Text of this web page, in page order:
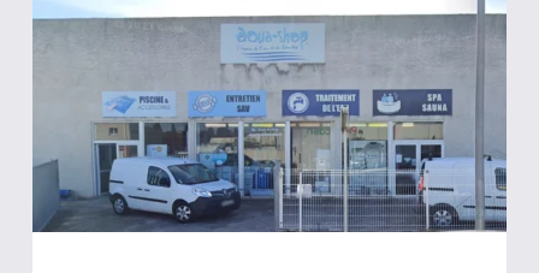
Aqua
Shop
L.R
Agde